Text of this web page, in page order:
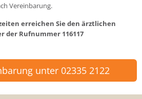
Vereinbarung.
erreichen Sie den ärztlichen
der Rufnummer 116117
unter 02335 2122